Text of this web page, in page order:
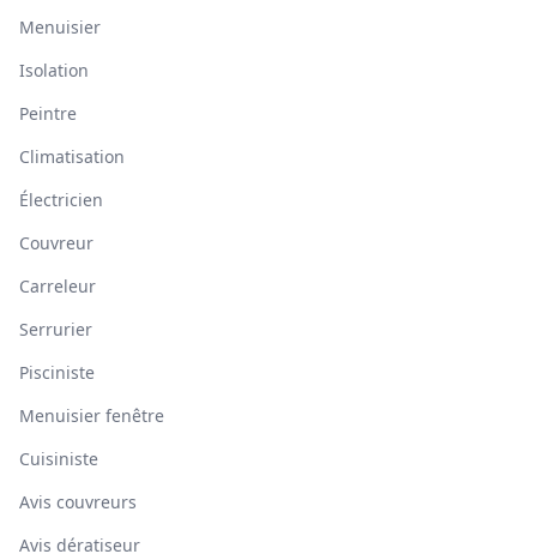
Menuisier
Isolation
Peintre
Climatisation
Électricien
Couvreur
Carreleur
Serrurier
Pisciniste
Menuisier fenêtre
Cuisiniste
Avis couvreurs
Avis dératiseur